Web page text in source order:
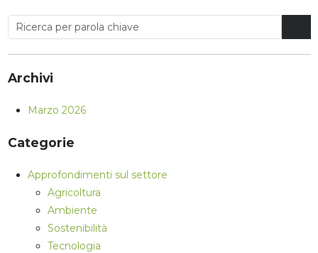
Archivi
Marzo 2026
Categorie
Approfondimenti sul settore
Agricoltura
Ambiente
Sostenibilità
Tecnologia